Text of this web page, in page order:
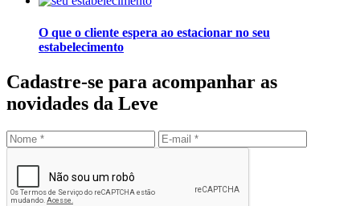
O que o cliente espera ao estacionar no seu
estabelecimento
Cadastre-se para acompanhar as
novidades da Leve
Leve Mobilidade – Gestão de Estacionamentos